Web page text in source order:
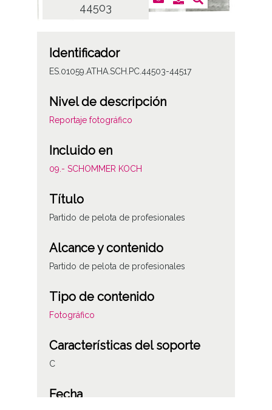
44503
Identificador
ES.01059.ATHA.SCH.PC.44503-44517
Nivel de descripción
Reportaje fotográfico
Incluido en
09.- SCHOMMER KOCH
Título
Partido de pelota de profesionales
Alcance y contenido
Partido de pelota de profesionales
Tipo de contenido
Fotográfico
Características del soporte
C
Fecha